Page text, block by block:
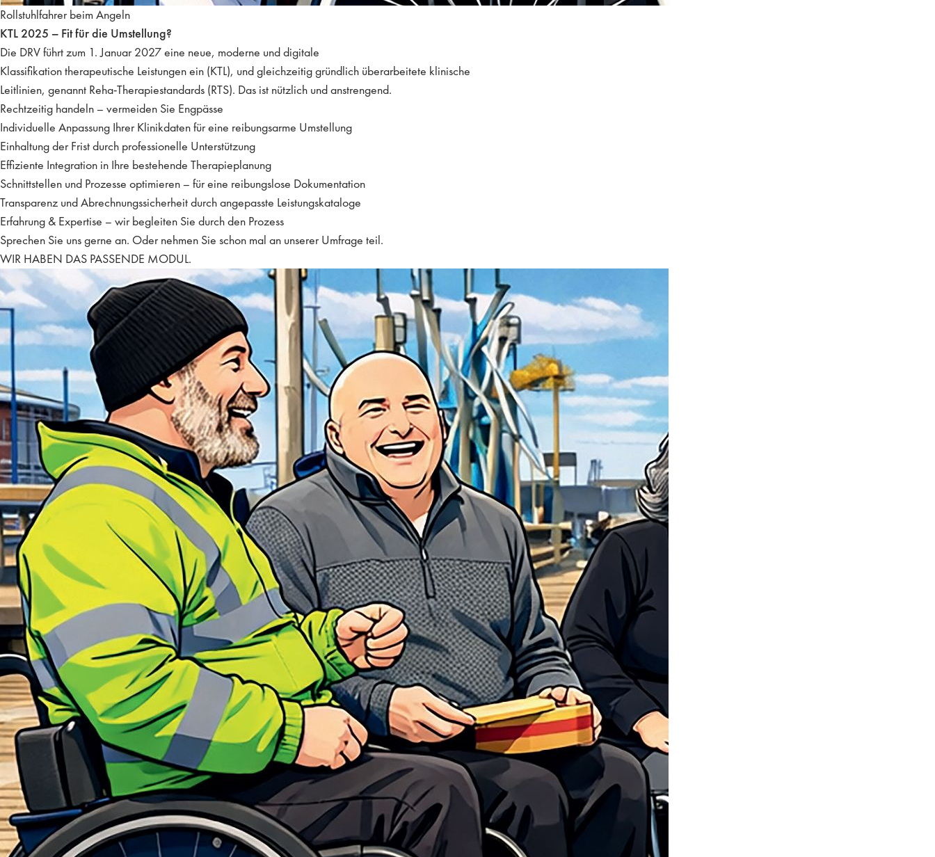
Rollstuhlfahrer beim Angeln
KTL 2025 – Fit für die Umstellung?
Die DRV führt zum 1. Januar 2027 eine neue, moderne und digitale
Klassifikation therapeutische Leistungen ein (KTL), und gleichzeitig gründlich überarbeitete klinische
Leitlinien, genannt Reha-Therapiestandards (RTS). Das ist nützlich und anstrengend.
Rechtzeitig handeln – vermeiden Sie Engpässe
Individuelle Anpassung Ihrer Klinikdaten für eine reibungsarme Umstellung
Einhaltung der Frist durch professionelle Unterstützung
Effiziente Integration in Ihre bestehende Therapieplanung
Schnittstellen und Prozesse optimieren – für eine reibungslose Dokumentation
Transparenz und Abrechnungssicherheit durch angepasste Leistungskataloge
Erfahrung & Expertise – wir begleiten Sie durch den Prozess
Sprechen Sie uns gerne an. Oder nehmen Sie schon mal an unserer Umfrage teil.
WIR HABEN DAS PASSENDE MODUL.